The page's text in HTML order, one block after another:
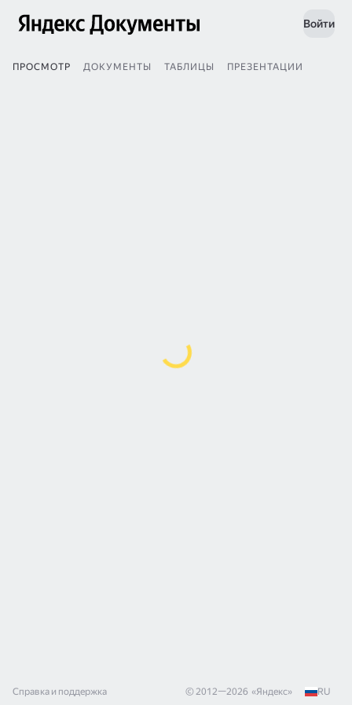
Войти
ПРОСМОТР ДОКУМЕНТЫ ТАБЛИЦЫ ПРЕЗЕНТАЦИИ
Справка и поддержка © 2012—2026 «Яндекс» RU